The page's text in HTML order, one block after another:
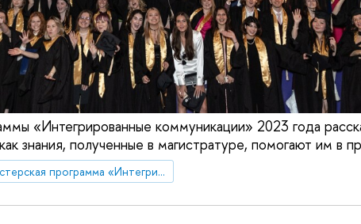
«Интегрированные коммуникации» 2023 года
знания, полученные в магистратуре, помогают им в
Магистерская программа «Интегрированные коммуникации»